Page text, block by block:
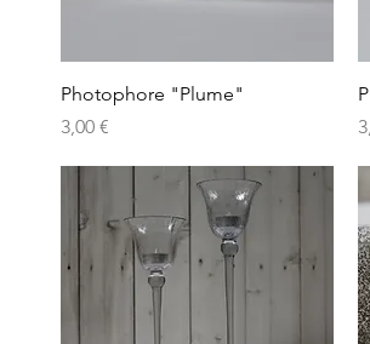
Aperçu rapide
Photophore "Plume"
Prix
3,00 €